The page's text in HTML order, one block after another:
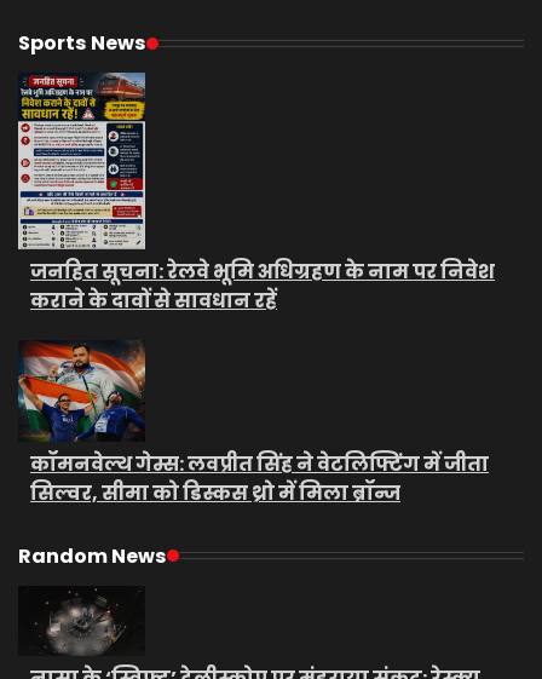
Sports News
जनहित सूचना: रेलवे भूमि अधिग्रहण के नाम पर निवेश
कराने के दावों से सावधान रहें
कॉमनवेल्थ गेम्स: लवप्रीत सिंह ने वेटलिफ्टिंग में जीता
सिल्वर, सीमा को डिस्कस थ्रो में मिला ब्रॉन्ज
Random News